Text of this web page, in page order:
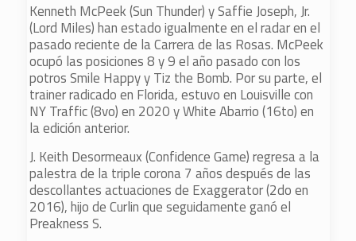
Kenneth McPeek (Sun Thunder) y Saffie Joseph, Jr.
(Lord Miles) han estado igualmente en el radar en el
pasado reciente de la Carrera de las Rosas. McPeek
ocupó las posiciones 8 y 9 el año pasado con los
potros Smile Happy y Tiz the Bomb. Por su parte, el
trainer radicado en Florida, estuvo en Louisville con
NY Traffic (8vo) en 2020 y White Abarrio (16to) en
la edición anterior.
J. Keith Desormeaux (Confidence Game) regresa a la
palestra de la triple corona 7 años después de las
descollantes actuaciones de Exaggerator (2do en
2016), hijo de Curlin que seguidamente ganó el
Preakness S.